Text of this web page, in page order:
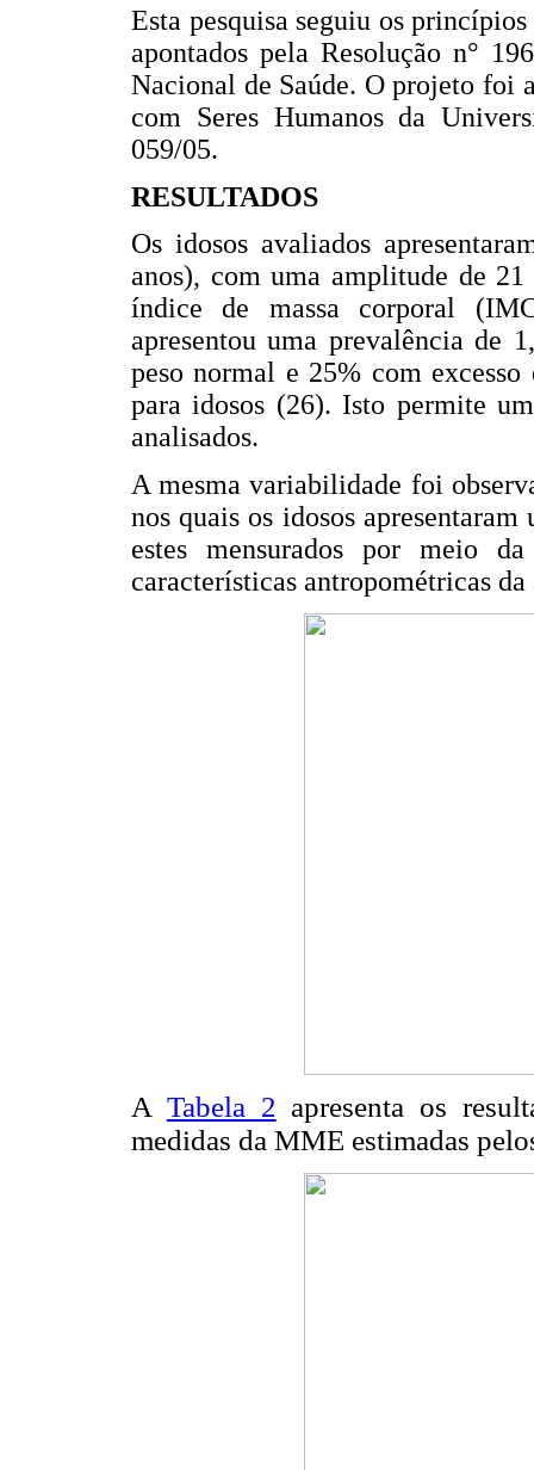
Esta pesquisa seguiu os
apontados pela Resolução n°
Nacional de Saúde. O projeto foi
com Seres Humanos da
059/05.
RESULTADOS
Os idosos avaliados
anos), com uma amplitude de
índice de massa corporal
apresentou uma prevalência de
peso normal e 25% com excesso
para idosos (26). Isto permite
analisados.
A mesma variabilidade foi
nos quais os idosos
estes mensurados por meio
características antropométricas
A Tabela 2 apresenta os
medidas da MME estimadas